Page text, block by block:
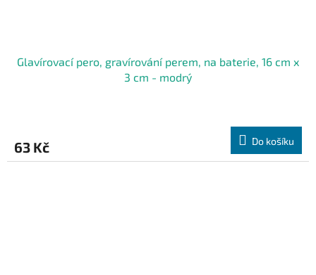
Glavírovací pero, gravírování perem, na baterie, 16 cm x
3 cm - modrý
63 Kč Do košíku